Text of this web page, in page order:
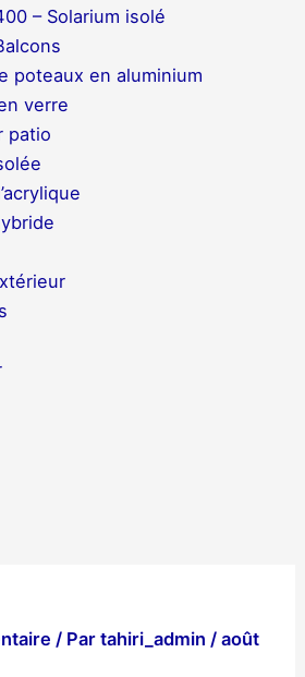
– Solarium isolé
poteaux en aluminium
verre
patio
/ Partahiri_admin /août